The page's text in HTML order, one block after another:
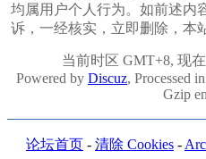
均属用户个人行为。如前述内
诉，一经核实，立即删除，本
当前时区 GMT+8, 现
Powered by Discuz, Processed
Gzip
论坛首页 - 清除 Cookies -